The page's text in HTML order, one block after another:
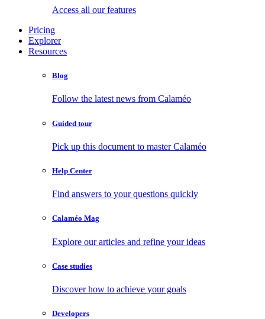
Access all our features
Pricing
Explorer
Resources
Blog
Follow the latest news from Calaméo
Guided tour
Pick up this document to master Calaméo
Help Center
Find answers to your questions quickly
Calaméo Mag
Explore our articles and refine your ideas
Case studies
Discover how to achieve your goals
Developers